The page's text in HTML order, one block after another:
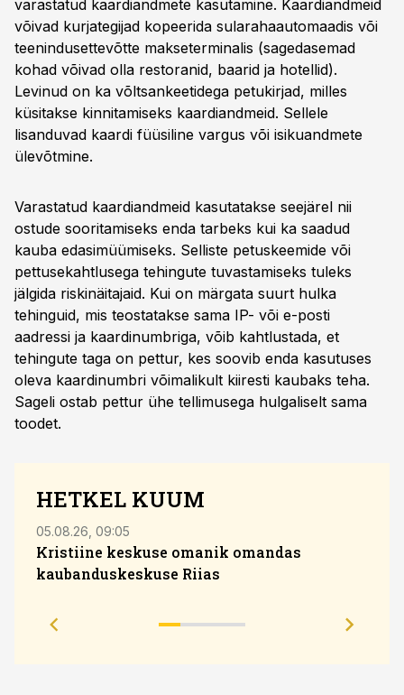
varastatud kaardiandmete kasutamine. Kaardiandmeid
võivad kurjategijad kopeerida sularahaautomaadis või
teenindusettevõtte makseterminalis (sagedasemad
kohad võivad olla restoranid, baarid ja hotellid).
Levinud on ka võltsankeetidega petukirjad, milles
küsitakse kinnitamiseks kaardiandmeid. Sellele
lisanduvad kaardi füüsiline vargus või isikuandmete
ülevõtmine.
Varastatud kaardiandmeid kasutatakse seejärel nii
ostude sooritamiseks enda tarbeks kui ka saadud
kauba edasimüümiseks. Selliste petuskeemide või
pettusekahtlusega tehingute tuvastamiseks tuleks
jälgida riskinäitajaid. Kui on märgata suurt hulka
tehinguid, mis teostatakse sama IP- või e-posti
aadressi ja kaardinumbriga, võib kahtlustada, et
tehingute taga on pettur, kes soovib enda kasutuses
oleva kaardinumbri võimalikult kiiresti kaubaks teha.
Sageli ostab pettur ühe tellimusega hulgaliselt sama
toodet.
HETKEL KUUM
05.08.26, 09:05
Kristiine keskuse omanik omandas
kaubanduskeskuse Riias